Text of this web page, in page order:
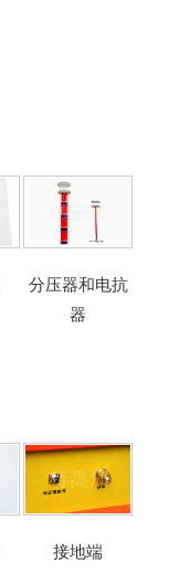
分压器和电抗
器
接地端